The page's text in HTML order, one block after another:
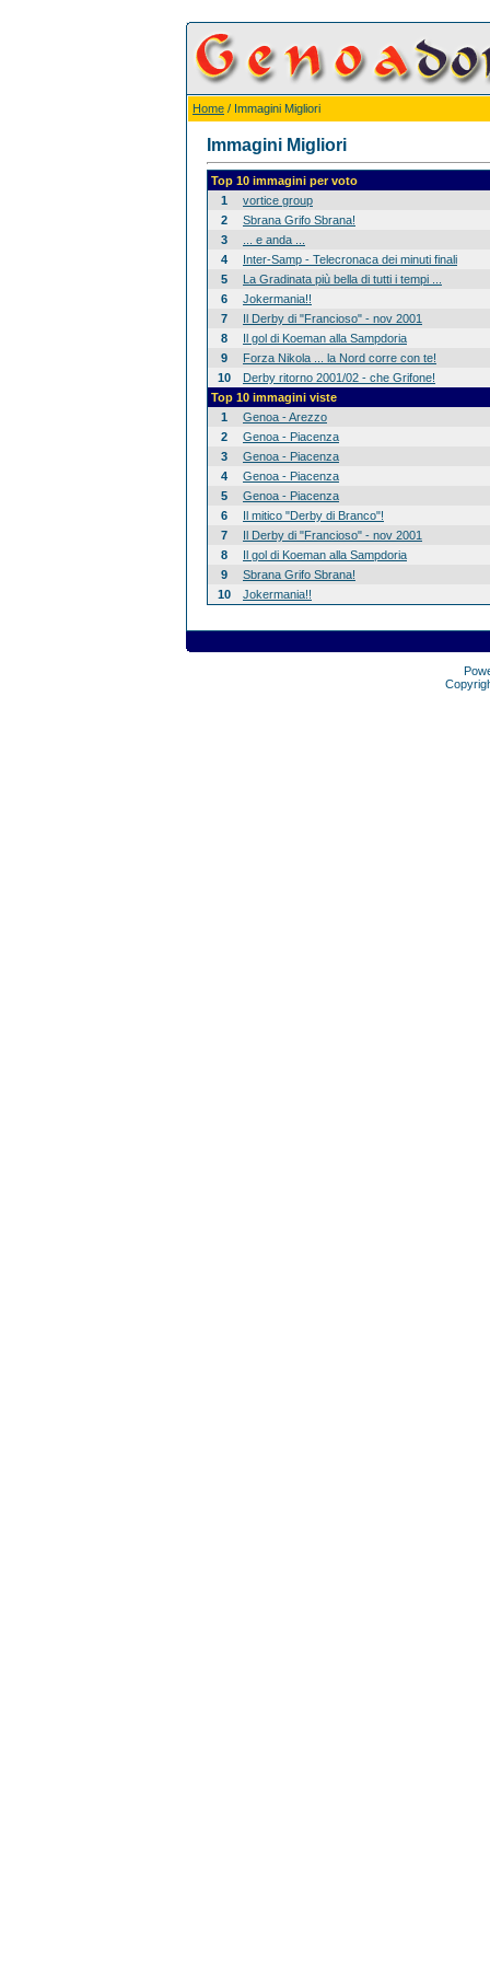
Home / Immagini Migliori
Immagini Migliori
Top 10 immagini per voto
1
vortice group
2
Sbrana Grifo Sbrana!
3
... e anda ...
4
Inter-Samp - Telecronaca dei minuti finali
5
La Gradinata più bella di tutti i tempi ...
6
Jokermania!!
7
Il Derby di "Francioso" - nov 2001
8
Il gol di Koeman alla Sampdoria
9
Forza Nikola ... la Nord corre con te!
10
Derby ritorno 2001/02 - che Grifone!
Top 10 immagini viste
1
Genoa - Arezzo
2
Genoa - Piacenza
3
Genoa - Piacenza
4
Genoa - Piacenza
5
Genoa - Piacenza
6
Il mitico "Derby di Branco"!
7
Il Derby di "Francioso" - nov 2001
8
Il gol di Koeman alla Sampdoria
9
Sbrana Grifo Sbrana!
10
Jokermania!!